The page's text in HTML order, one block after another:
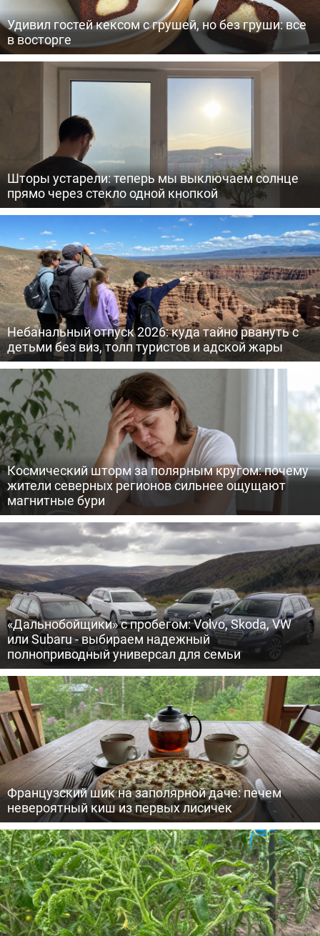
Удивил гостей кексом с грушей, но без груши: все
в восторге
Шторы устарели: теперь мы выключаем солнце
прямо через стекло одной кнопкой
Небанальный отпуск 2026: куда тайно рвануть с
детьми без виз, толп туристов и адской жары
Космический шторм за полярным кругом: почему
жители северных регионов сильнее ощущают
магнитные бури
«Дальнобойщики» с пробегом: Volvo, Skoda, VW
или Subaru - выбираем надежный
полноприводный универсал для семьи
Французский шик на заполярной даче: печем
невероятный киш из первых лисичек